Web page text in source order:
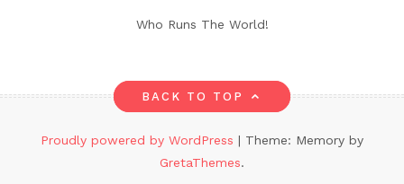
Who Runs The World!
BACK TO TOP
Proudly powered by WordPress | Theme: Memory by
GretaThemes.